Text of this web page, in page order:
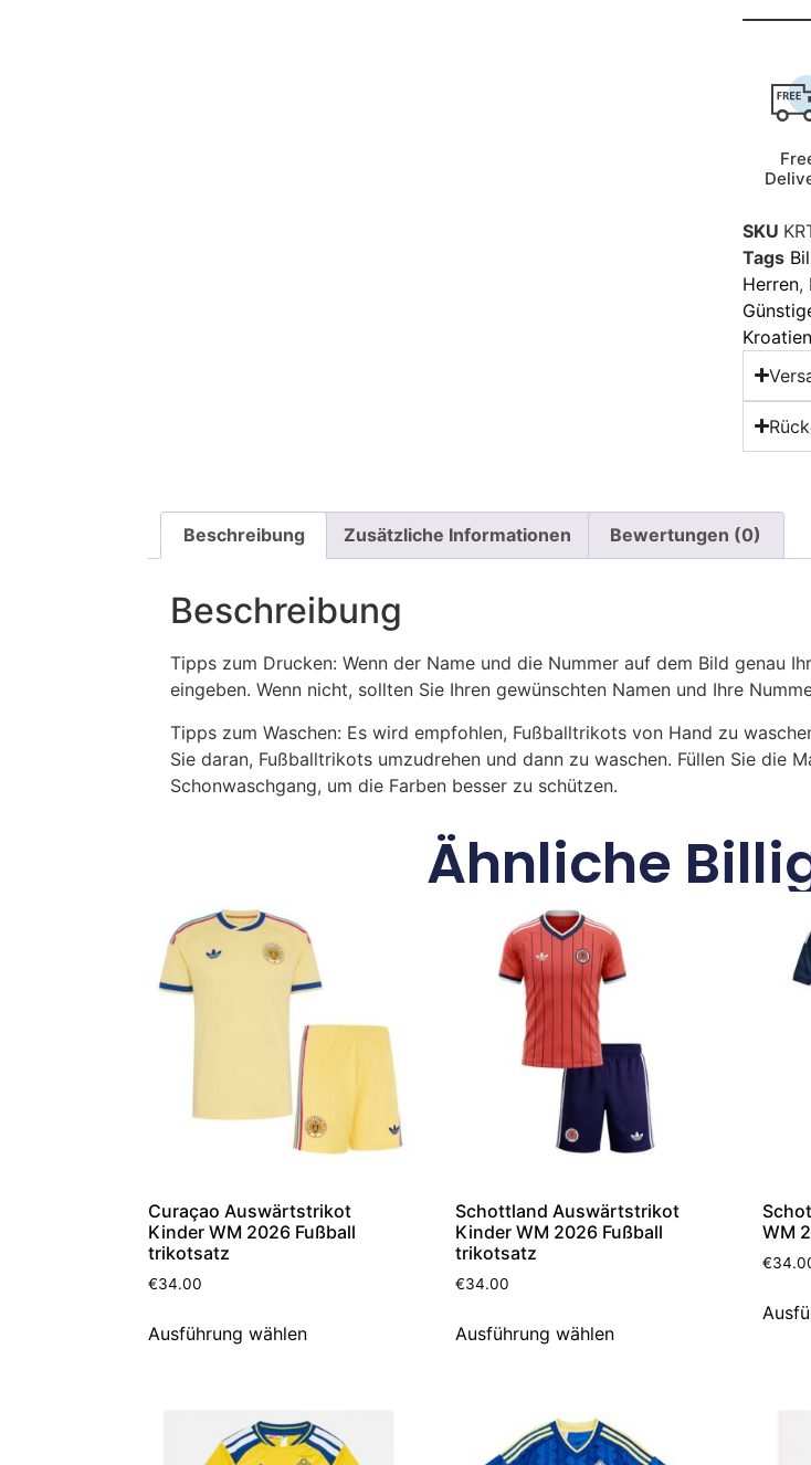
SKU
Tags
Herren,
Beschreibung Zusätzliche Informationen Bewertungen (0)
Beschreibung
Tipps zum Drucken: Wenn der Name und die Nummer auf dem Bild genau
eingeben. Wenn nicht, sollten Sie Ihren gewünschten Namen und Ihre
Tipps zum Waschen: Es wird empfohlen, Fußballtrikots von Hand zu
Sie daran, Fußballtrikots umzudrehen und dann zu waschen. Füllen Sie die
Schonwaschgang, um die Farben besser zu schützen.
Ähnliche
Curaçao Auswärtstrikot
Kinder WM 2026 Fußball
trikotsatz
€34.00
Ausführung wählen
Schottland Auswärtstrikot
Kinder WM 2026 Fußball
trikotsatz
€34.00
Ausführung wählen
WM
€